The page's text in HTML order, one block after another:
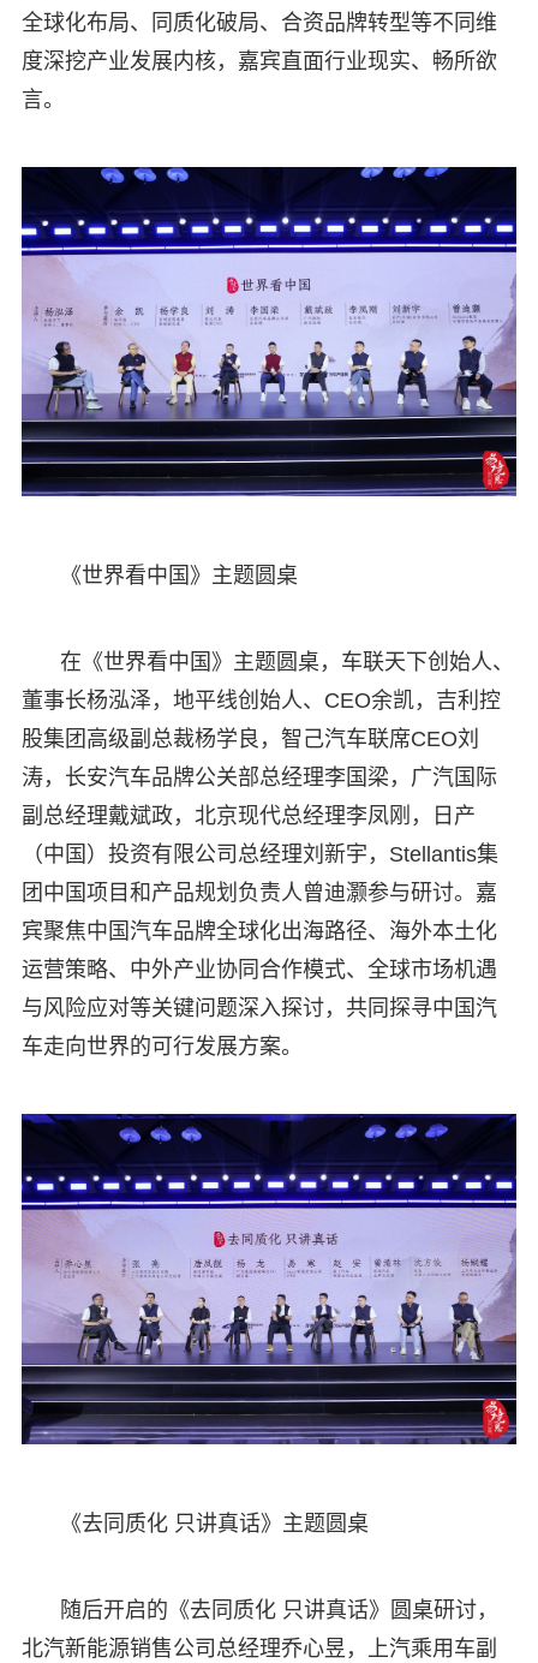
全球化布局、同质化破局、合资品牌转型等不同维
度深挖产业发展内核，嘉宾直面行业现实、畅所欲
言。
《世界看中国》主题圆桌
在《世界看中国》主题圆桌，车联天下创始人、
董事长杨泓泽，地平线创始人、CEO余凯，吉利控
股集团高级副总裁杨学良，智己汽车联席CEO刘
涛，长安汽车品牌公关部总经理李国梁，广汽国际
副总经理戴斌政，北京现代总经理李凤刚，日产
（中国）投资有限公司总经理刘新宇，Stellantis集
团中国项目和产品规划负责人曾迪灏参与研讨。嘉
宾聚焦中国汽车品牌全球化出海路径、海外本土化
运营策略、中外产业协同合作模式、全球市场机遇
与风险应对等关键问题深入探讨，共同探寻中国汽
车走向世界的可行发展方案。
《去同质化 只讲真话》主题圆桌
随后开启的《去同质化 只讲真话》圆桌研讨，
北汽新能源销售公司总经理乔心昱，上汽乘用车副